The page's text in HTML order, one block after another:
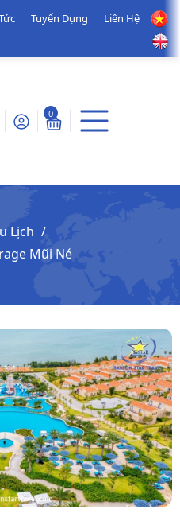
Tuyển Dụng Liên Hệ
0
Lịch
Mũi Né